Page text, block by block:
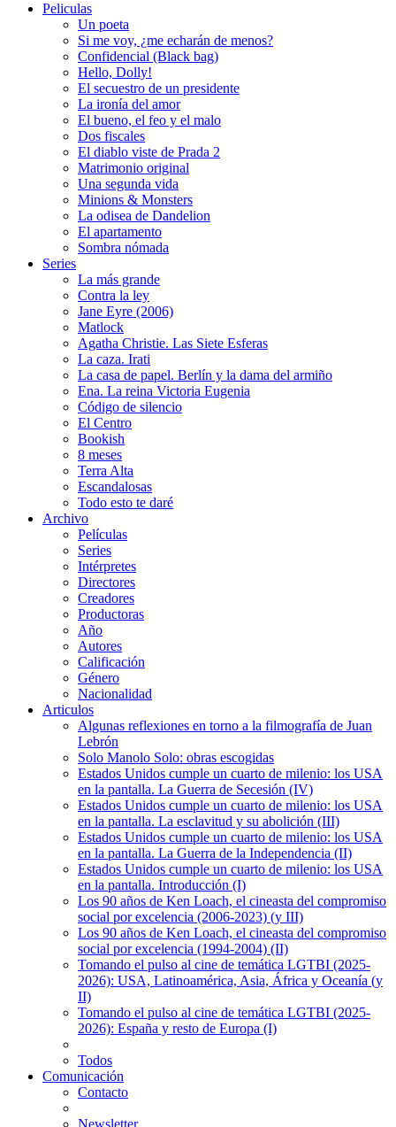
Peliculas
Un poeta
Si me voy, ¿me echarán de menos?
Confidencial (Black bag)
Hello, Dolly!
El secuestro de un presidente
La ironía del amor
El bueno, el feo y el malo
Dos fiscales
El diablo viste de Prada 2
Matrimonio original
Una segunda vida
Minions & Monsters
La odisea de Dandelion
El apartamento
Sombra nómada
Series
La más grande
Contra la ley
Jane Eyre (2006)
Matlock
Agatha Christie. Las Siete Esferas
La caza. Irati
La casa de papel. Berlín y la dama del armiño
Ena. La reina Victoria Eugenia
Código de silencio
El Centro
Bookish
8 meses
Terra Alta
Escandalosas
Todo esto te daré
Archivo
Películas
Series
Intérpretes
Directores
Creadores
Productoras
Año
Autores
Calificación
Género
Nacionalidad
Articulos
Algunas reflexiones en torno a la filmografía de Juan
Lebrón
Solo Manolo Solo: obras escogidas
Estados Unidos cumple un cuarto de milenio: los USA
en la pantalla. La Guerra de Secesión (IV)
Estados Unidos cumple un cuarto de milenio: los USA
en la pantalla. La esclavitud y su abolición (III)
Estados Unidos cumple un cuarto de milenio: los USA
en la pantalla. La Guerra de la Independencia (II)
Estados Unidos cumple un cuarto de milenio: los USA
en la pantalla. Introducción (I)
Los 90 años de Ken Loach, el cineasta del compromiso
social por excelencia (2006-2023) (y III)
Los 90 años de Ken Loach, el cineasta del compromiso
social por excelencia (1994-2004) (II)
Tomando el pulso al cine de temática LGTBI (2025-
2026): USA, Latinoamérica, Asia, África y Oceanía (y
II)
Tomando el pulso al cine de temática LGTBI (2025-
2026): España y resto de Europa (I)
Todos
Comunicación
Contacto